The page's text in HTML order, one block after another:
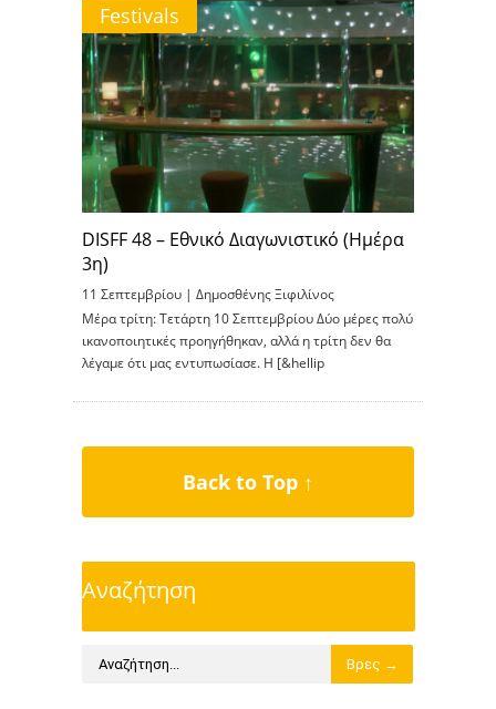
Festivals
DISFF 48 – Εθνικό Διαγωνιστικό (Ημέρα
3η)
11 Σεπτεμβρίου | Δημοσθένης Ξιφιλίνος
Μέρα τρίτη: Τετάρτη 10 Σεπτεμβρίου Δύο μέρες πολύ
ικανοποιητικές προηγήθηκαν, αλλά η τρίτη δεν θα
λέγαμε ότι μας εντυπωσίασε. Η [&hellip
Back to Top ↑
Αναζήτηση